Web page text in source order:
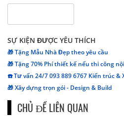
SỰ KIỆN ĐƯỢC YÊU THÍCH
🎁 Tặng Mẫu Nhà Đẹp theo yêu cầu
🎁 Tặng 70% Phí thiết kế nếu thi công
☎️ Tư vấn 24/7 093 889 6767 Kiến trúc &
🎁 Xây dựng trọn gói - Design & Build
CHỦ ĐỀ LIÊN QUAN